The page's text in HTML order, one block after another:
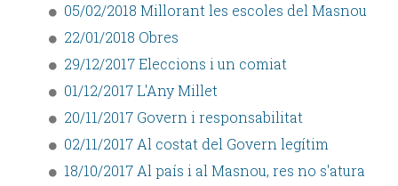
05/02/2018 Millorant les escoles del Masnou
22/01/2018 Obres
29/12/2017 Eleccions i un comiat
01/12/2017 L'Any Millet
20/11/2017 Govern i responsabilitat
02/11/2017 Al costat del Govern legítim
18/10/2017 Al país i al Masnou, res no s'atura